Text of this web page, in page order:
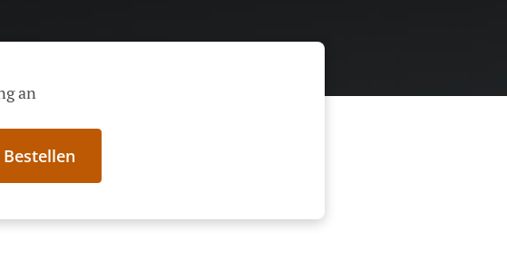
an